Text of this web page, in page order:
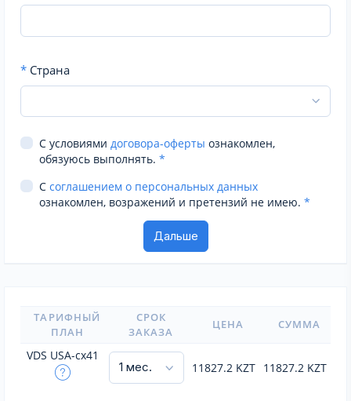
* Страна
С условиями договора-оферты ознакомлен,
обязуюсь выполнять. *
С соглашением о персональных данных
ознакомлен, возражений и претензий не имею. *
ТАРИФНЫЙ
ПЛАН
СРОК
ЗАКАЗА
ЦЕНА СУММА
VDS USA-cx41
11827.2 KZT 11827.2 KZT